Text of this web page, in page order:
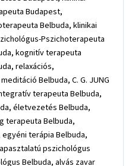
Budapest,
Belbuda, klinikai
Pszichoterapeuta
kognitív terapeuta
relaxációs,
Belbuda, C. G. JUNG
terapeuta Belbuda,
életvezetés Belbuda,
terapeuta Belbuda,
terápia Belbuda,
pszichológus
Belbuda, alvás zavar